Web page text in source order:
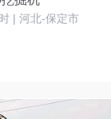
| 河北-保定市